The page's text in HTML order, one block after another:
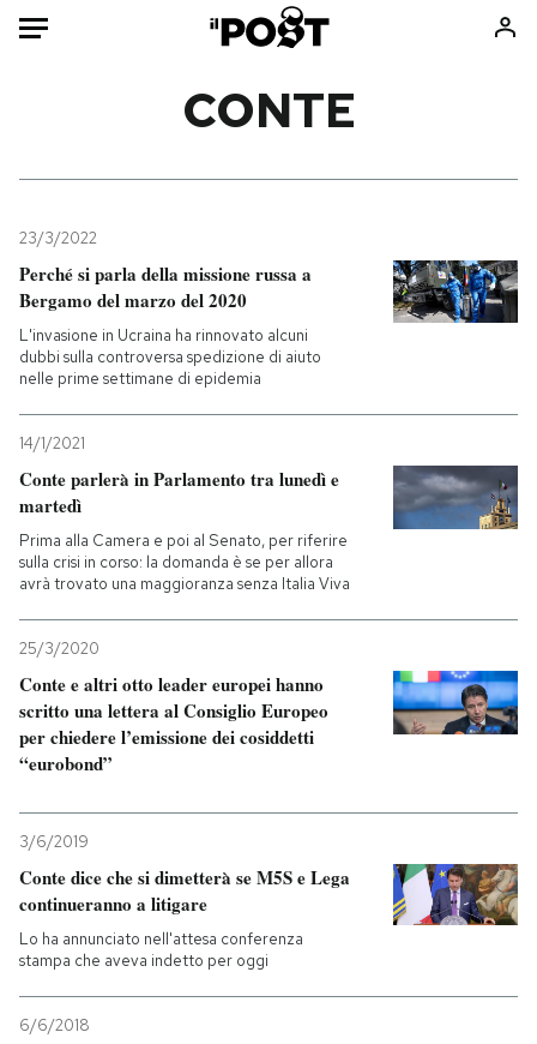
Mondo
Politica
Tecnologia
Internet
Scienza
Economia
Sport
Consumismi
Ok Boomer!
Mondiali calcio 2026
PODCAST
NEWSLETTER
I MIEI PREFERITI
CALENDARIO
Entra
CONTE
23/3/2022
Perché si parla della missione russa a
Bergamo del marzo del 2020
L'invasione in Ucraina ha rinnovato alcuni
dubbi sulla controversa spedizione di aiuto
nelle prime settimane di epidemia
14/1/2021
Conte parlerà in Parlamento tra lunedì e
martedì
Prima alla Camera e poi al Senato, per riferire
sulla crisi in corso: la domanda è se per allora
avrà trovato una maggioranza senza Italia Viva
25/3/2020
Conte e altri otto leader europei hanno
scritto una lettera al Consiglio Europeo
per chiedere l’emissione dei cosiddetti
“eurobond”
3/6/2019
Conte dice che si dimetterà se M5S e Lega
continueranno a litigare
Lo ha annunciato nell'attesa conferenza
stampa che aveva indetto per oggi
6/6/2018